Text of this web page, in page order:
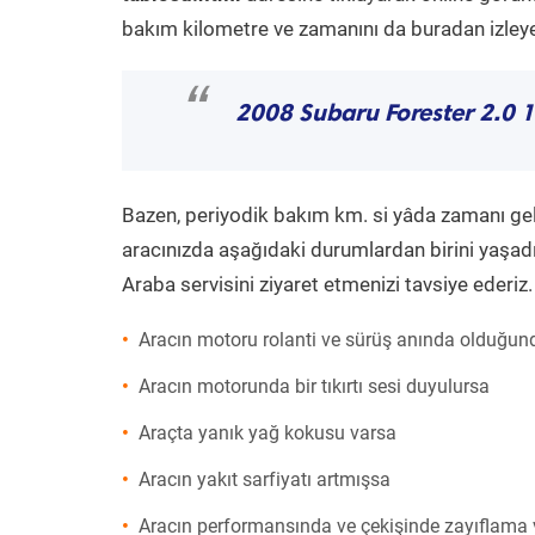
bakım kilometre ve zamanını da buradan
“ 2008 Subaru Forester 2.0
Bazen, periyodik bakım km. si yâda zamanı
aracınızda aşağıdaki durumlardan birini
Araba servisini ziyaret etmenizi tavsiye ederiz.
Aracın motoru rolanti ve sürüş anında
Aracın motorunda bir tıkırtı sesi duyulursa
Araçta yanık yağ kokusu varsa
Aracın yakıt sarfiyatı artmışsa
Aracın performansında ve çekişinde zayıflama